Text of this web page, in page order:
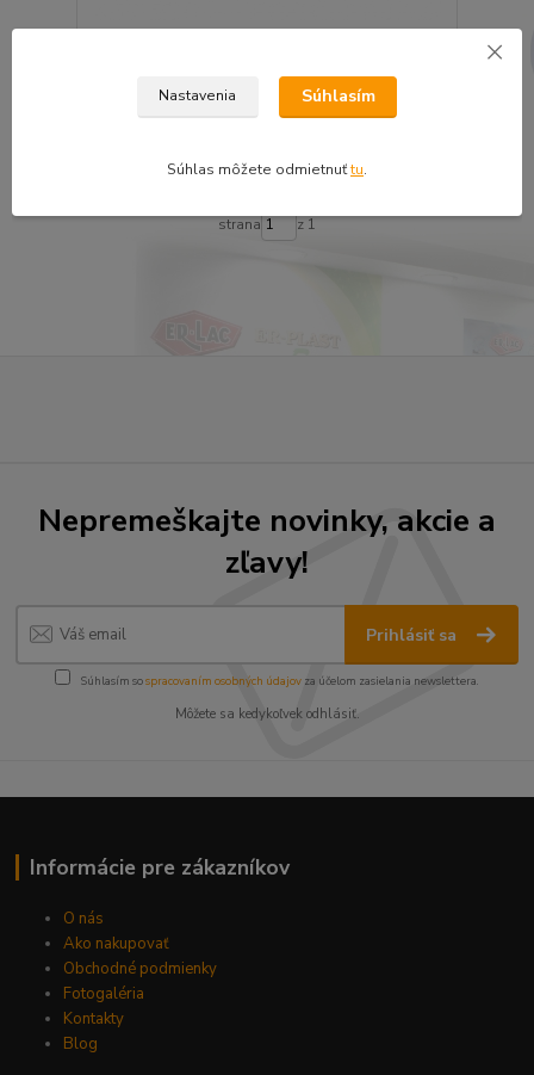
89,60 €
strana z 1
Nepremeškajte novinky, akcie a
zľavy!
Prihlásiť sa
Súhlasím sospracovaním osobných údajov za účelom zasielania newslettera.
Môžete sa kedykoľvek odhlásiť.
Informácie pre zákazníkov
O nás
Ako nakupovať
Obchodné podmienky
Fotogaléria
Kontakty
Blog
Nastavenia Súhlasím
Súhlas môžete odmietnuťtu.